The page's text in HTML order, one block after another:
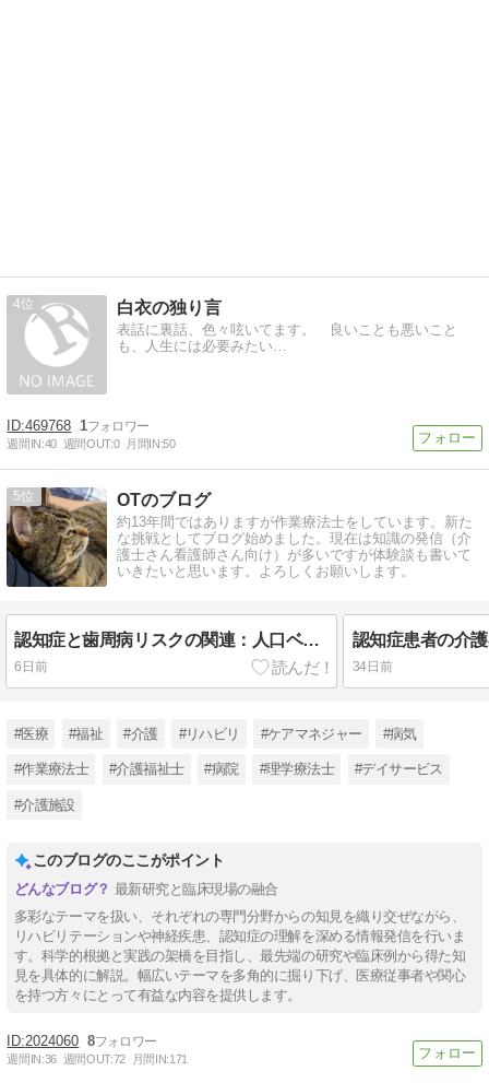
4 白衣の独り言
表話に裏話、色々呟いてます。 良いことも悪いこと
も、人生には必要みたい…
469768 1
週間IN:40 週間OUT:0 月間IN:50
5 OTのブログ
約13年間ではありますが作業療法士をしています。新た
な挑戦としてブログ始めました。現在は知識の発信（介
護士さん看護師さん向け）が多いですが体験談も書いて
いきたいと思います。よろしくお願いします。
認知症と歯周病リスクの関連：人口ベースのコホート研究
6日前 34日前
#医療 #福祉 #介護 #リハビリ #ケアマネジャー #病気
#作業療法士 #介護福祉士 #病院 #理学療法士 #デイサービス
#介護施設
このブログのここがポイント
最新研究と臨床現場の融合
多彩なテーマを扱い、それぞれの専門分野からの知見を織り交ぜながら、
リハビリテーションや神経疾患、認知症の理解を深める情報発信を行いま
す。科学的根拠と実践の架橋を目指し、最先端の研究や臨床例から得た知
見を具体的に解説。幅広いテーマを多角的に掘り下げ、医療従事者や関心
を持つ方々にとって有益な内容を提供します。
2024060 8
週間IN:36 週間OUT:72 月間IN:171